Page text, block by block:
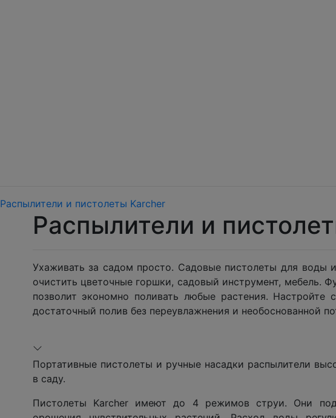
Распылители и пистолеты Karcher
Распылители и
Ухаживать за садом просто. Садовые пистолеты для воды
очистить цветочные горшки, садовый инструмент, мебель.
позволит экономно поливать любые растения. Настройте
достаточный полив без переувлажнения и необоснованной
Портативные пистолеты и ручные насадки распылители
в саду.
Пистолеты Karcher имеют до 4 режимов струи. Они